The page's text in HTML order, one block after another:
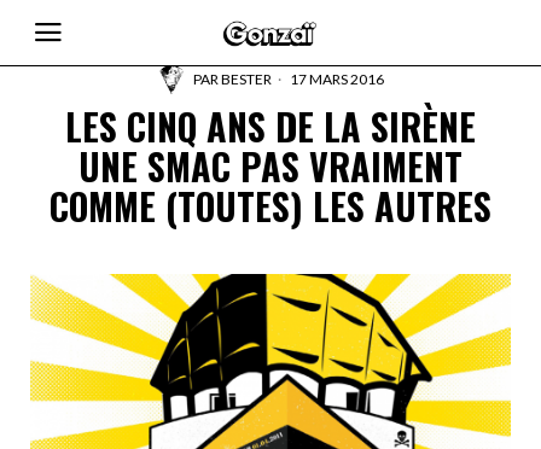
PARBESTER 17 MARS 2016
LES CINQ ANS DE LA SIRÈNE
UNE SMAC PAS VRAIMENT
COMME (TOUTES) LES AUTRES